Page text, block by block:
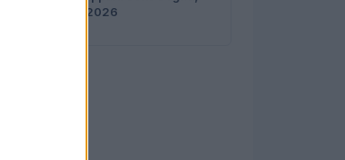
1,5 miliardi nel 2026